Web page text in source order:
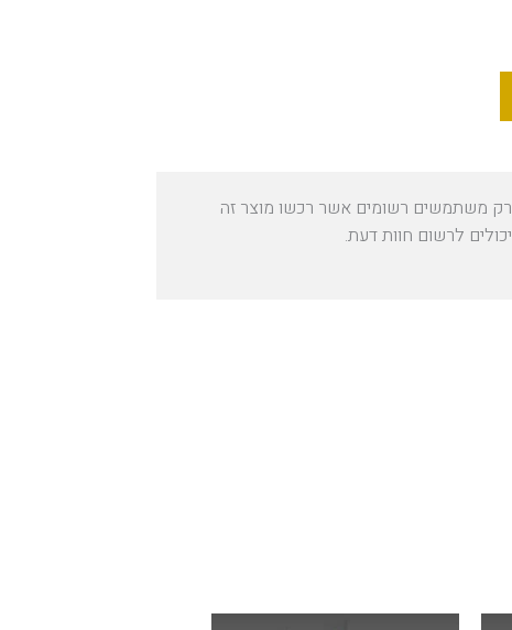
רק משתמשים רשומים אשר רכשו מוצר זה
יכולים לרשום חוות דעת.